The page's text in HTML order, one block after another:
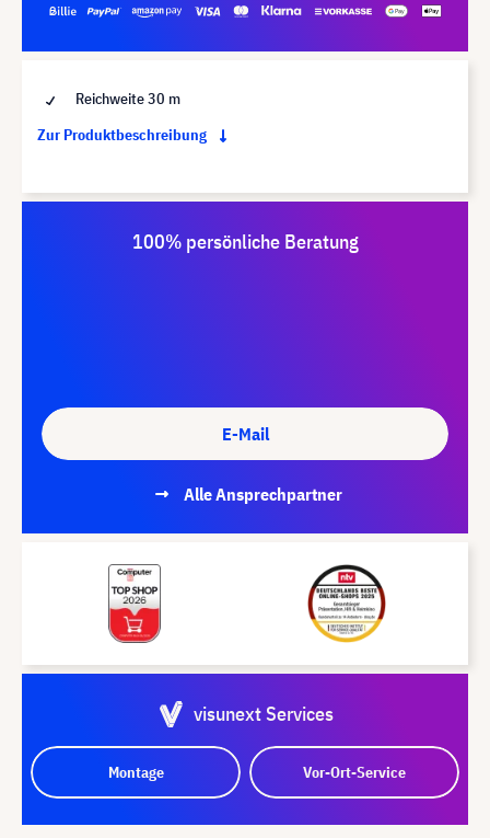
Reichweite 30 m
Zur Produktbeschreibung
100% persönliche Beratung
E-Mail
Alle Ansprechpartner
visunext Services
Montage Vor-Ort-Service